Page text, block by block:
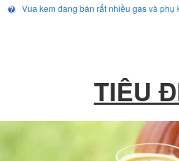
Vua kem đang bán rất nhiều gas và phụ
TIÊU